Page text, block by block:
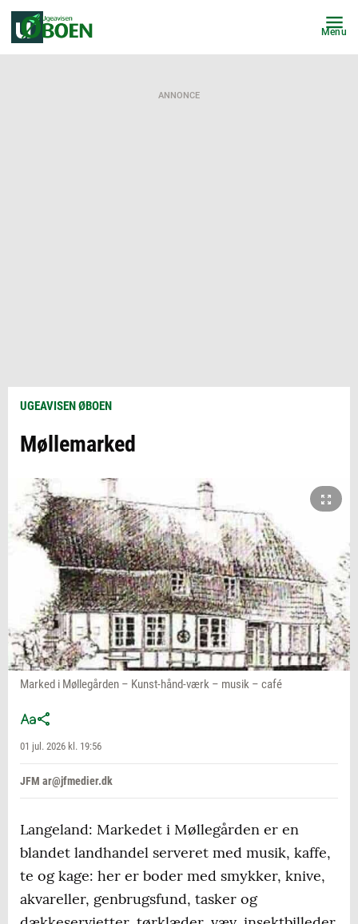
Menu
ANNONCE
UGEAVISEN ØBOEN
Møllemarked
Marked i Møllegården – Kunst-hånd-værk – musik – café
01 jul. 2026 kl. 19:56
JFM ar@jfmedier.dk
Langeland: Markedet i Møllegården er en
blandet landhandel serveret med musik, kaffe,
te og kage: her er boder med smykker, knive,
akvareller, genbrugsfund, tasker og